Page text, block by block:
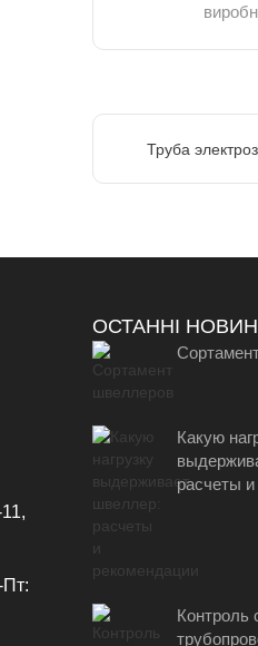
Труба
Пт:
ОСТАННІ
Какую
расчеты
Контроль